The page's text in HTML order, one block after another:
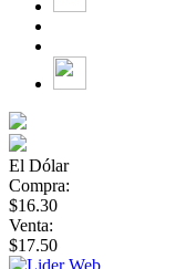
El Dólar
Compra:
$16.30
Venta:
$17.50